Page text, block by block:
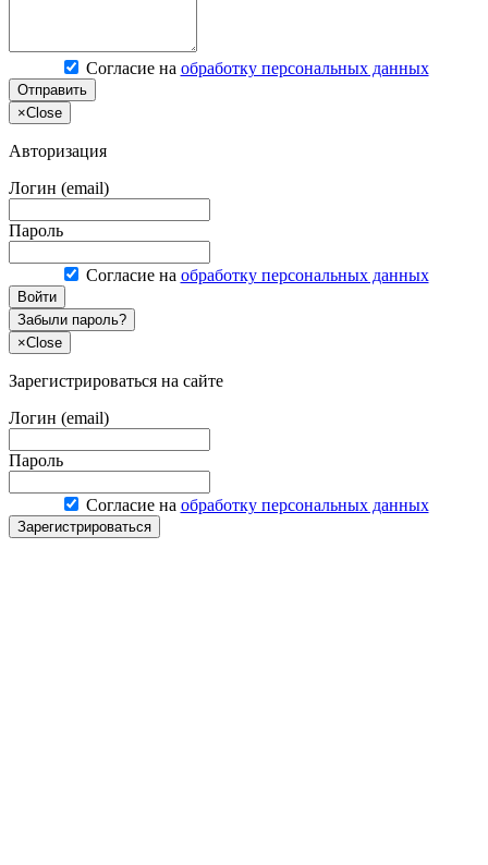
Согласие на обработку персональных данных
Отправить
×Close
Авторизация
Логин (email)
Пароль
Согласие на обработку персональных данных
Войти
Забыли пароль?
×Close
Зарегистрироваться на сайте
Логин (email)
Пароль
Согласие на обработку персональных данных
Зарегистрироваться